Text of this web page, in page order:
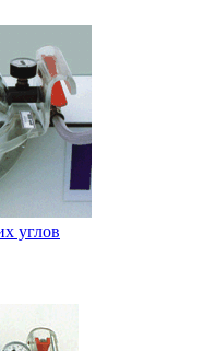
углов